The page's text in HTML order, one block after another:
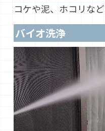
コケや泥、ホコリな
バイオ洗浄